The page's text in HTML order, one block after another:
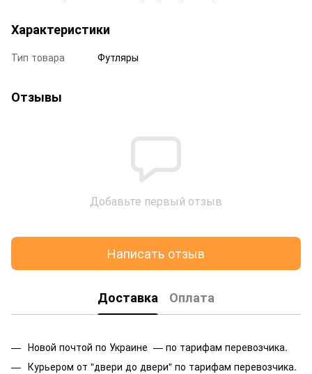
Характеристики
Тип товара Футляры
Отзывы
Добавьте первый отзыв
Написать отзыв
Доставка Оплата
Новой почтой по Украине — по тарифам перевозчика.
Курьером от "двери до двери" по тарифам перевозчика.